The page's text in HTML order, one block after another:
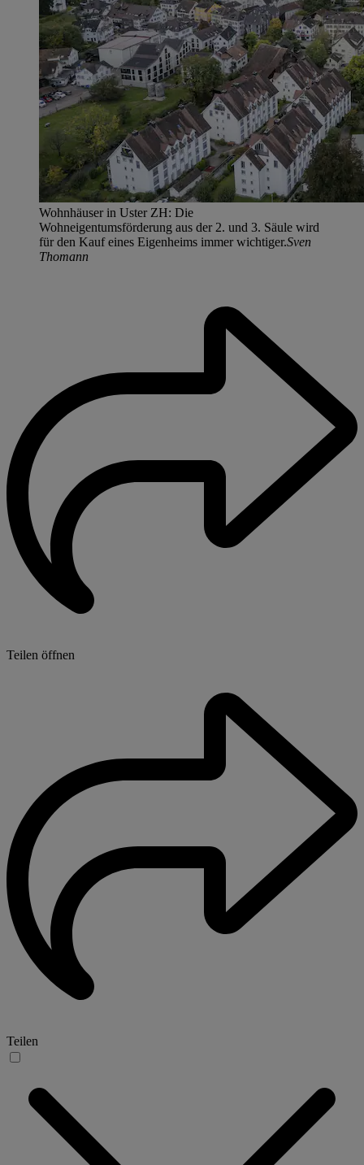
Wohnhäuser in Uster ZH: Die
Wohneigentumsförderung aus der 2. und 3. Säule wird
für den Kauf eines Eigenheims immer wichtiger.Sven
Thomann
Teilen öffnen
Teilen